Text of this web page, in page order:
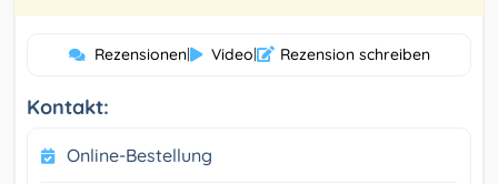
Rezensionen| Video| Rezension schreiben
Kontakt:
Online-Bestellung